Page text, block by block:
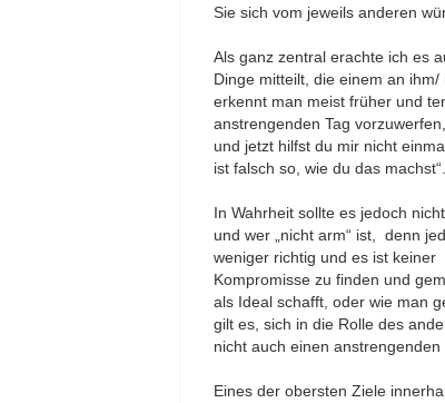
Sie sich vom jeweils anderen
Als ganz zentral erachte ich es
Dinge mitteilt, die einem an
erkennt man meist früher und
anstrengenden Tag
und jetzt hilfst du mir nicht
ist falsch so, wie du das machst“.
In Wahrheit sollte es jedoch
und wer „nicht arm“ ist, denn
weniger richtig und es ist
Kompromisse zu finden und
als Ideal schafft, oder wie man
gilt es, sich in die Rolle des
nicht auch einen
Eines der obersten Ziele